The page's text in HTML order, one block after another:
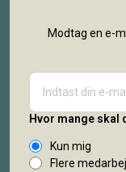
Modtag en e-
Hvor mange skal
Kun mig
Flere